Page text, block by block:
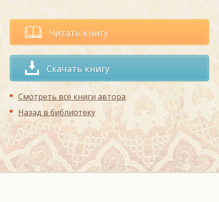
Читать книгу
Скачать книгу
Смотреть все книги автора
Назад в библиотеку